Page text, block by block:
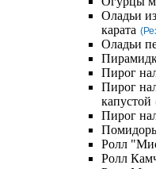
Оладьи
карата
Оладьи
Пирог
Пирог
капустой
Пирог
Ролл
Ролл